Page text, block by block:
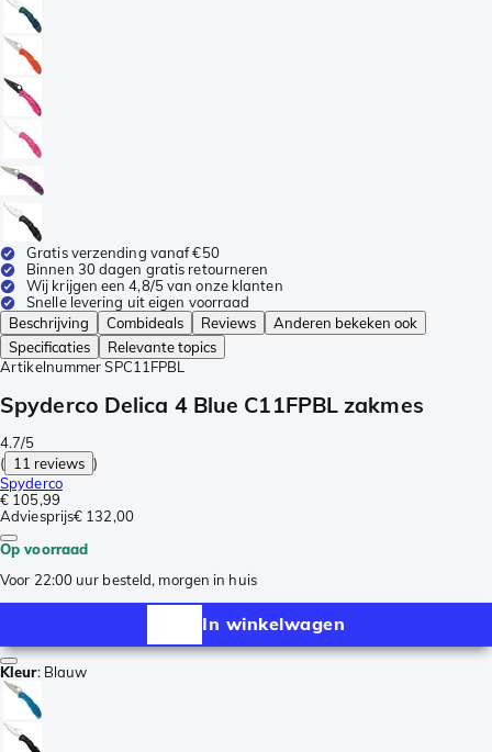
Gratis verzending vanaf €50
Binnen 30 dagen gratis retourneren
Wij krijgen een 4,8/5 van onze klanten
Snelle levering uit eigen voorraad
Beschrijving
Combideals Reviews
Anderen bekeken ook
Specificaties
Relevante topics
Artikelnummer SPC11FPBL
Spyderco Delica 4 Blue C11FPBL zakmes
4.7/5
( 11 reviews )
Spyderco
€ 105,99
Adviesprijs€ 132,00
Op voorraad
Voor 22:00 uur besteld, morgen in huis
In winkelwagen
Kleur: Blauw